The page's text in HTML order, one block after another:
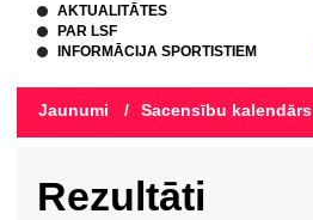
AKTUALITĀTES
PAR LSF
INFORMĀCIJA SPORTISTIEM
Jaunumi / Sacensību kalendārs
Rezultāti